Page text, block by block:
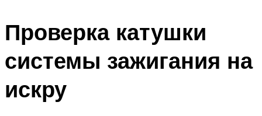
Проверка катушки
системы зажигания на
искру